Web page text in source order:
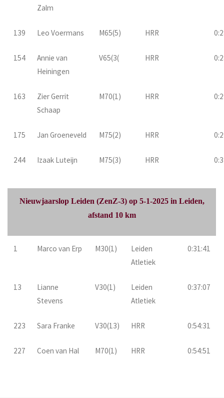
Zalm
139 Leo Voermans M65(5) HRR
154
Annie van
Heiningen
V65(3( HRR
163
Zier Gerrit
Schaap
M70(1) HRR
175 Jan Groeneveld M75(2) HRR
244 Izaak Luteijn M75(3) HRR
Nieuwjaarslop Leiden (ZenZ-3) op 5-1-2025 in Leiden,
afstand 10 km
1 Marco van Erp M30(1)
Leiden
Atletiek
0:31:41
13
Lianne
Stevens
V30(1)
Leiden
Atletiek
0:37:07
223 Sara Franke V30(13) HRR 0:54:31
227 Coen van Hal M70(1) HRR 0:54:51